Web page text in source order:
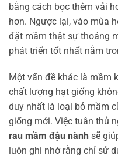
bằng cách bọc thêm vải
hơn. Ngược lại, vào mùa
đặt mầm thật sự thoáng
phát triển tốt nhất nằm
Một vấn đề khác là mầm
chất lượng hạt giống
duy nhất là loại bỏ mầm
giống mới. Việc tuân thủ
rau mầm đậu nành sẽ
luôn ghi nhớ rằng chỉ sử